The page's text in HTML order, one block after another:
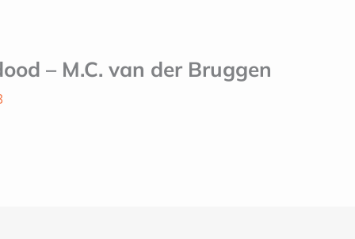
– M.C. van der Bruggen